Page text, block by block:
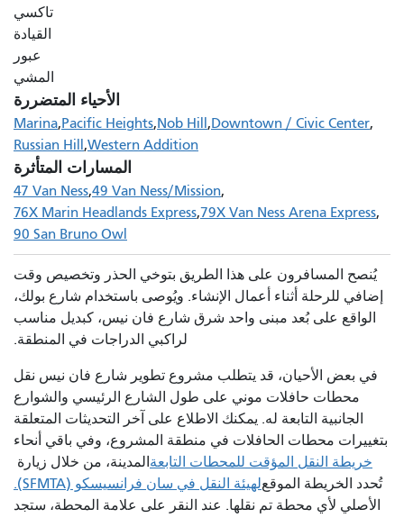
تاكسي
القيادة
عبور
المشي
الأحياء المتضررة
Marina Pacific Heights Nob Hill
Downtown / Civic Center
Russian Hill
Western Addition
المسارات المتأثرة
47 Van Ness 49 Van Ness/Mission
76X Marin Headlands Express 79X Van Ness Arena Express
90 San Bruno Owl
يُنصح المسافرون على هذا الطريق بتوخي الحذر وتخصيص وقت
إضافي للرحلة أثناء أعمال الإنشاء. ويُوصى باستخدام شارع بولك،
الواقع على بُعد مبنى واحد شرق شارع فان نيس، كبديل مناسب
لراكبي الدراجات في المنطقة.
في بعض الأحيان، قد يتطلب مشروع تطوير شارع فان نيس نقل
محطات حافلات موني على طول الشارع الرئيسي والشوارع
الجانبية التابعة له. يمكنك الاطلاع على آخر التحديثات المتعلقة
بتغييرات محطات الحافلات في منطقة المشروع، وفي باقي أنحاء
المدينة، من خلال زيارة خريطة النقل المؤقت للمحطات التابعة
لهيئة النقل في سان فرانسيسكو (SFMTA).تُحدد الخريطة الموقع
الأصلي لأي محطة تم نقلها. عند النقر على علامة المحطة، ستجد